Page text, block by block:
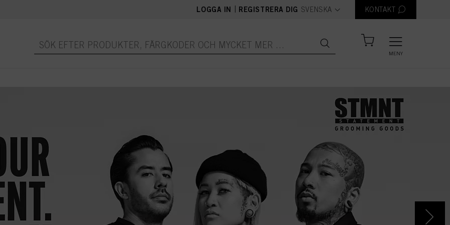
LOGGA IN REGISTRERA DIG text.language
SVENSKA KONTAKT
MENY